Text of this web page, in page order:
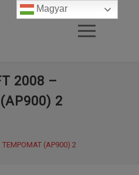
2008 –
2
(AP900) 2
Magyar